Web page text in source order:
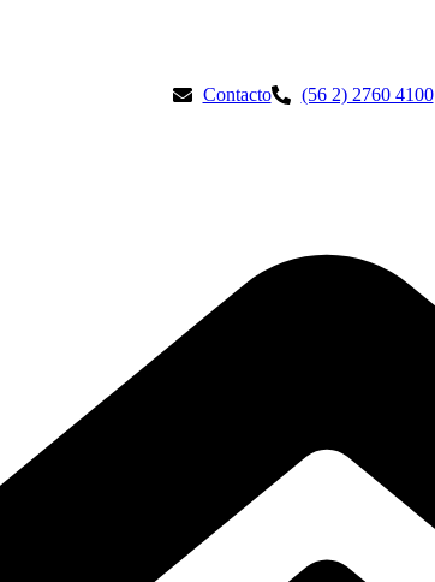
Contacto
(56 2) 2760 4100